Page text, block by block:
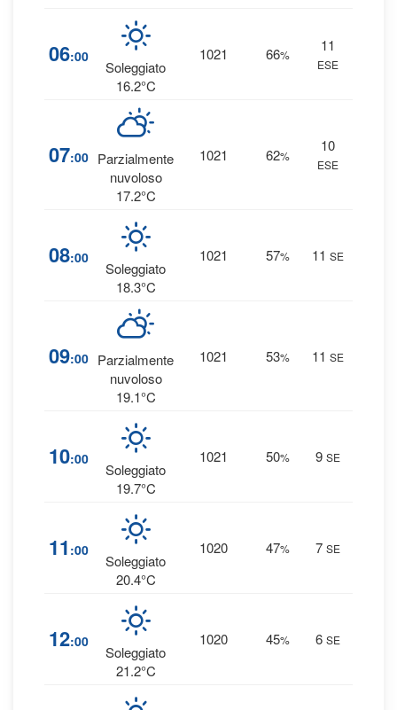
06:00
Soleggiato
16.2°C
1021 66%
11
ESE
07:00 Parzialmente
nuvoloso
17.2°C
1021 62%
10
ESE
08:00
Soleggiato
18.3°C
1021 57% 11 SE
09:00 Parzialmente
nuvoloso
19.1°C
1021 53% 11 SE
10:00
Soleggiato
19.7°C
1021 50% 9 SE
11 :00
Soleggiato
20.4°C
1020 47% 7 SE
12:00
Soleggiato
21.2°C
1020 45% 6 SE